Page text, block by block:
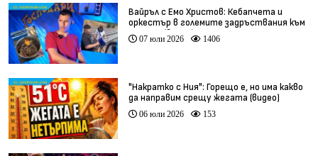
Вайръл с Емо Христов: Кебапчета и
оркестър в големите задръствания към
морето (видео)
07 юли 2026 1406
"Накратко с Ния": Горещо е, но има какво
да направим срещу жегата (видео)
06 юли 2026 153